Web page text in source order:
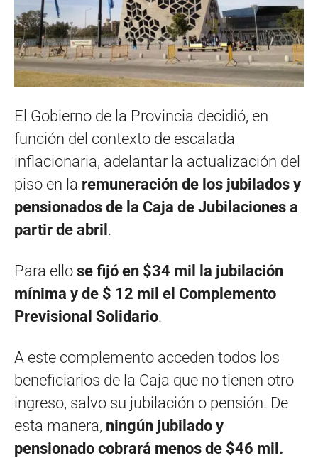
El Gobierno de la Provincia decidió, en
función del contexto de escalada
inflacionaria, adelantar la actualización del
piso en la remuneración de los jubilados y
pensionados de la Caja de Jubilaciones a
partir de abril .
Para ello se fijó en $34 mil la jubilación
mínima y de $ 12 mil el Complemento
Previsional Solidario.
A este complemento acceden todos los
beneficiarios de la Caja que no tienen otro
ingreso, salvo su jubilación o pensión. De
esta manera, ningún jubilado y
pensionado cobrará menos de $46 mil.